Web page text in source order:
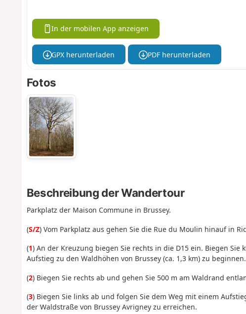
In der mobilen App anzeigen
GPX herunterladen PDF herunterladen
Fotos
Beschreibung der Wandertour
Parkplatz der Maison Commune in Brussey.
(S/Z) Vom Parkplatz aus gehen Sie die Rue du Moulin hinauf in
(1) An der Kreuzung biegen Sie rechts in die D15 ein. Biegen Sie
Aufstieg zu den Waldhöhen von Brussey (ca. 1,3 km) zu beginnen.
(2) Biegen Sie rechts ab und gehen Sie 500 m am Waldrand
(3) Biegen Sie links ab und folgen Sie dem Weg mit einem
der Waldstraße von Brussey Avrigney zu erreichen.